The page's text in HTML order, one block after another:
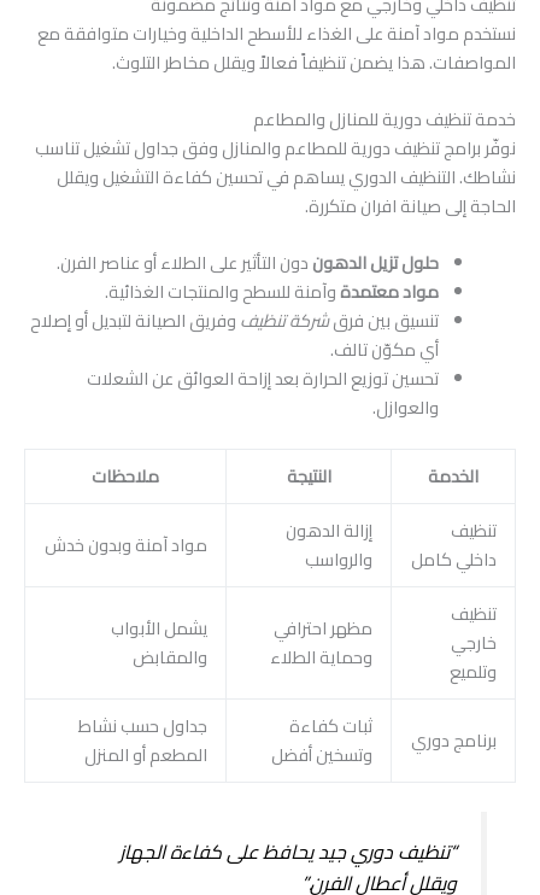
نستخدم مواد آمنة على الغذاء للأسطح الداخلية وخيارات متوافقة مع
المواصفات. هذا يضمن تنظيفاً فعالاً ويقلل مخاطر التلوث.
خدمة تنظيف دورية للمنازل والمطاعم
نوفّر برامج تنظيف دورية للمطاعم والمنازل وفق جداول تشغيل تناسب
نشاطك. التنظيف الدوري يساهم في تحسين كفاءة التشغيل ويقلل
الحاجة إلى صيانة افران متكررة.
حلول تزيل الدهوندون التأثير على الطلاء أو عناصر الفرن.
مواد معتمدةوآمنة للسطح والمنتجات الغذائية.
تنسيق بين فرقشركة تنظيفوفريق الصيانة لتبديل أو إصلاح
أي مكوّن تالف.
تحسين توزيع الحرارة بعد إزاحة العوائق عن الشعلات
والعوازل.
الخدمة النتيجة
ملاحظات
تنظيف
داخلي كامل
إزالة الدهون
والرواسب
مواد آمنة وبدون خدش
تنظيف
خارجي
وتلميع
مظهر احترافي
وحماية الطلاء
يشمل الأبواب
والمقابض
برنامج دوري
ثبات كفاءة
وتسخين أفضل
جداول حسب نشاط
المطعم أو المنزل
“تنظيف دوري جيد يحافظ على كفاءة الجهاز
ويقلل أعطال الفرن.”